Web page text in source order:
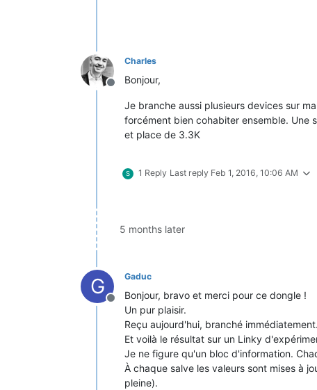
Offline
Charles
Bonjour,
Je branche aussi plusieurs devices sur
forcément bien cohabiter ensemble. Une
et place de 3.3K
S 1 Reply Last reply Feb 1, 2016, 10:06 AM
5 months later
G
Offline
Gaduc
Bonjour, bravo et merci pour ce dongle !
Un pur plaisir.
Reçu aujourd'hui, branché immédiatement.
Et voilà le résultat sur un Linky
Je ne figure qu'un bloc d'information.
À chaque salve les valeurs sont mises à
pleine).